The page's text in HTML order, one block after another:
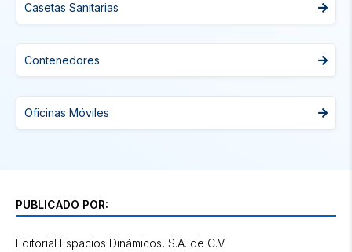
Casetas Sanitarias
Contenedores
Oficinas Móviles
PUBLICADO POR:
Editorial Espacios Dinámicos, S.A. de C.V.